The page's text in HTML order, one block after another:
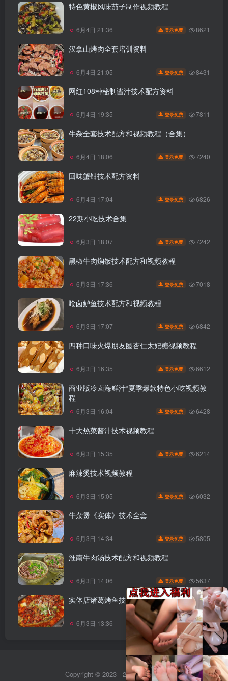
特色黄椒风味茄子制作视频教程
6月4日 21:36 登录免费 8621
汉拿山烤肉全套培训资料
6月4日 21:05 登录免费 8431
网红108种秘制酱汁技术配方资料
6月4日 19:35 登录免费 7811
牛杂全套技术配方和视频教程（合集）
6月4日 18:06 登录免费 7240
回味蟹钳技术配方资料
6月4日 17:04 登录免费 6826
22期小吃技术合集
6月3日 18:07 登录免费 7242
黑椒牛肉焖饭技术配方和视频教程
6月3日 17:36 登录免费 7018
呛卤鲈鱼技术配方和视频教程
6月3日 17:07 登录免费 6842
四种口味火爆朋友圈杏仁太妃糖视频教程
6月3日 16:35 登录免费 6612
商业版冷卤海鲜汁“夏季爆款特色小吃视频教
程
6月3日 16:04 登录免费 6428
十大热菜酱汁技术视频教程
6月3日 15:35 登录免费 6214
麻辣烫技术视频教程
6月3日 15:05 登录免费 6032
牛杂煲《实体》技术全套
6月3日 14:34 登录免费 5805
淮南牛肉汤技术配方和视频教程
6月3日 14:06 登录免费 5637
实体店诸葛烤鱼技术配方和视频教程
6月3日 13:36 登录免费 5419
Copyright © 2023 - 2026Sitemap